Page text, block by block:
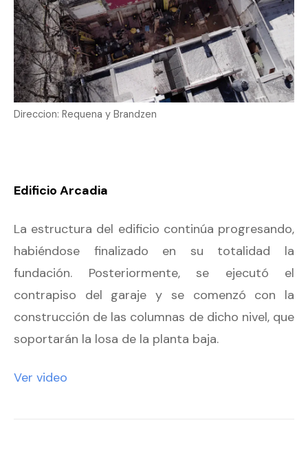
Direccion: Requena y Brandzen
Edificio Arcadia
La estructura del edificio continúa progresando,
habiéndose finalizado en su totalidad la
fundación. Posteriormente, se ejecutó el
contrapiso del garaje y se comenzó con la
construcción de las columnas de dicho nivel, que
soportarán la losa de la planta baja.
Ver video